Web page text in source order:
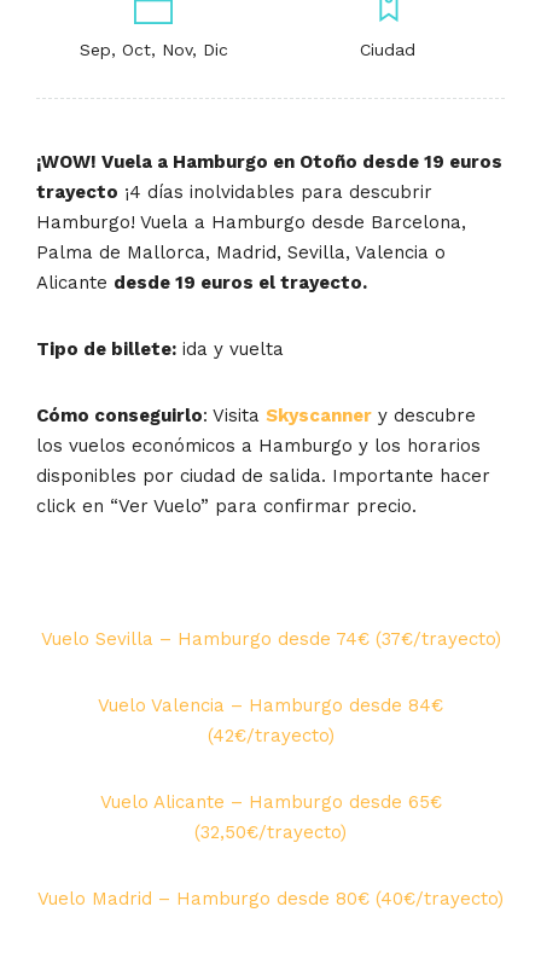
Sep, Oct, Nov, Dic Ciudad
¡WOW! Vuela a Hamburgo en Otoño desde 19 euros
trayecto ¡4 días inolvidables para descubrir
Hamburgo! Vuela a Hamburgo desde Barcelona,
Palma de Mallorca, Madrid, Sevilla, Valencia o
Alicante desde 19 euros el trayecto.
Tipo de billete: ida y vuelta
Cómo conseguirlo: Visita Skyscanner y descubre
los vuelos económicos a Hamburgo y los horarios
disponibles por ciudad de salida. Importante hacer
click en “Ver Vuelo” para confirmar precio.
Vuelo Sevilla – Hamburgo desde 74€ (37€/trayecto)
Vuelo Valencia – Hamburgo desde 84€
(42€/trayecto)
Vuelo Alicante – Hamburgo desde 65€
(32,50€/trayecto)
Vuelo Madrid – Hamburgo desde 80€ (40€/trayecto)